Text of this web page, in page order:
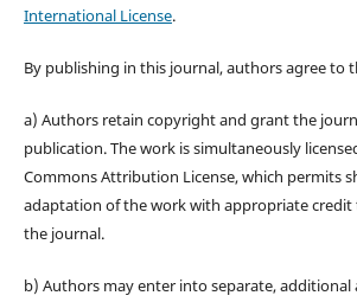
International License.
By publishing in this journal, authors agree to
a) Authors retain copyright and grant the
publication. The work is simultaneously
Commons Attribution License, which permits
adaptation of the work with appropriate
the journal.
b) Authors may enter into separate,